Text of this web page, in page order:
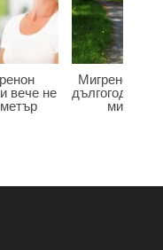
вече не
Мигренон
мигрена